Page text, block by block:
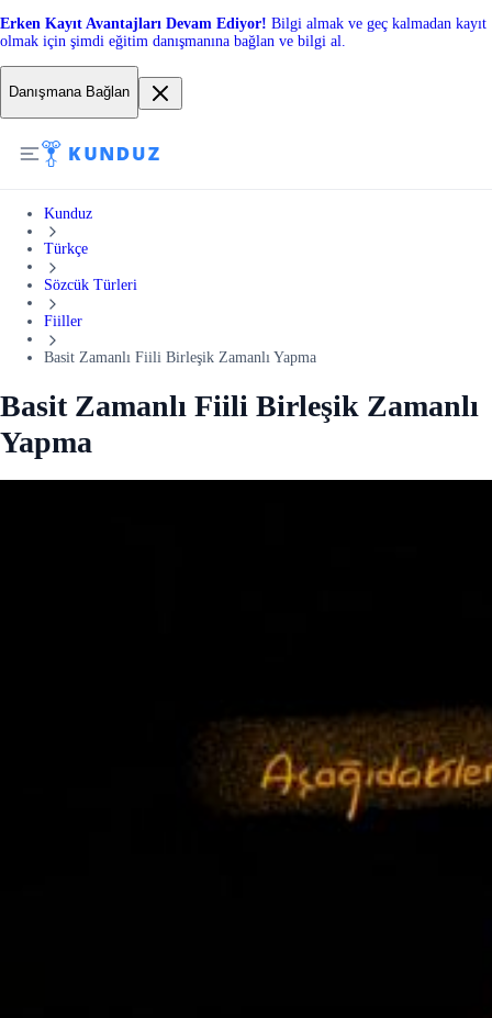
Erken Kayıt Avantajları Devam Ediyor! Bilgi almak ve geç kalmadan kayıt
olmak için şimdi eğitim danışmanına bağlan ve bilgi al.
Danışmana Bağlan
Kunduz
Türkçe
Sözcük Türleri
Fiiller
Basit Zamanlı Fiili Birleşik Zamanlı Yapma
Basit Zamanlı Fiili Birleşik Zamanlı
Yapma